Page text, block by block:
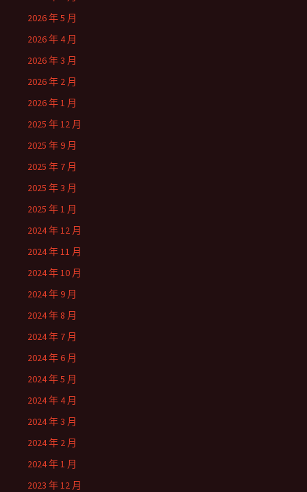
2026 年 5 月
2026 年 4 月
2026 年 3 月
2026 年 2 月
2026 年 1 月
2025 年 12 月
2025 年 9 月
2025 年 7 月
2025 年 3 月
2025 年 1 月
2024 年 12 月
2024 年 11 月
2024 年 10 月
2024 年 9 月
2024 年 8 月
2024 年 7 月
2024 年 6 月
2024 年 5 月
2024 年 4 月
2024 年 3 月
2024 年 2 月
2024 年 1 月
2023 年 12 月